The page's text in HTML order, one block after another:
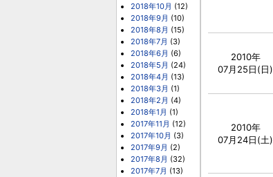
2018年10月 (12)
2018年9月 (10)
2018年8月 (15)
2018年7月 (3)
2018年6月 (6)
2018年5月 (24)
2018年4月 (13)
2018年3月 (1)
2018年2月 (4)
2018年1月 (1)
2017年11月 (12)
2017年10月 (3)
2017年9月 (2)
2017年8月 (32)
2017年7月 (13)
2010年
07月25日(日)
2010年
07月24日(土)